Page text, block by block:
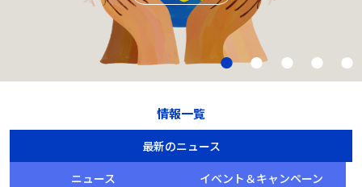
情報一覧
最新のニュース
ニュース
イベント＆キャンペーン